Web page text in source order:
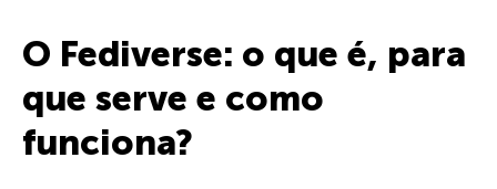
O Fediverse: o que é, para
que serve e como
funciona?